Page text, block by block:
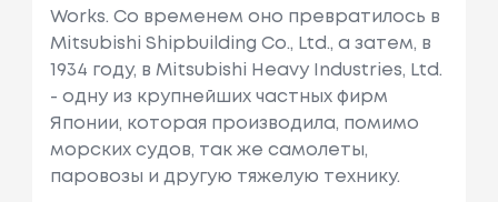
Works. Со временем оно превратилось в
Mitsubishi Shipbuilding Co., Ltd., а затем, в
1934 году, в Mitsubishi Heavy Industries, Ltd.
- одну из крупнейших частных фирм
Японии, которая производила, помимо
морских судов, так же самолеты,
паровозы и другую тяжелую технику.